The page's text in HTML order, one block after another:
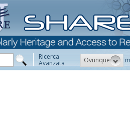
Ricerca
Avanzata Ovunque